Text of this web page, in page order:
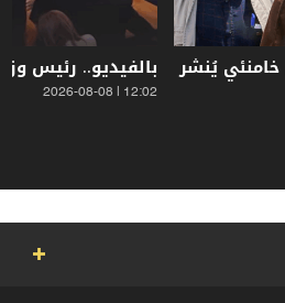
يُنشر
بالفيديو.. رئيس
12:02 | 2026-08-08